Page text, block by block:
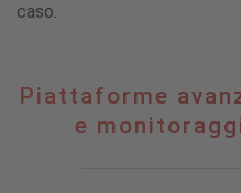
caso.
Piattaforme
Piattaforme
e